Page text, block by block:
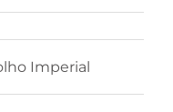
Imperial